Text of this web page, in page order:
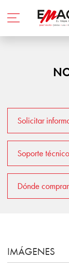
Solicitar
Soporte técnico
Dónde comprar
IMÁGENES